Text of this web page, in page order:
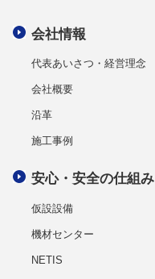
会社情報
代表あいさつ・経営理念
会社概要
沿革
施工事例
安心・安全の仕組み
仮設設備
機材センター
NETIS